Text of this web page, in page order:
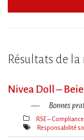
Résultats de
Nivea Doll –
Bonnes
Thèmes(s)
RSE – Compliance
Mot(s)-
Responsabilité